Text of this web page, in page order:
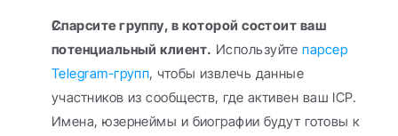
Спарсите группу, в которой состоит ваш
потенциальный клиент. Используйте парсер
Telegram-групп, чтобы извлечь данные
участников из сообществ, где активен ваш ICP.
Имена, юзернеймы и биографии будут готовы к